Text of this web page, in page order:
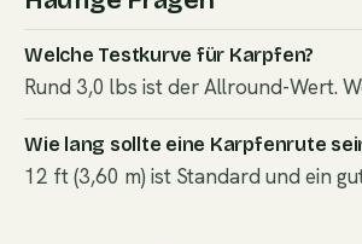
Welche Testkurve für Karpfen?
Rund 3,0 lbs ist der Allround-Wert.
Wie lang sollte eine Karpfenrute
12 ft (3,60 m) ist Standard und ein